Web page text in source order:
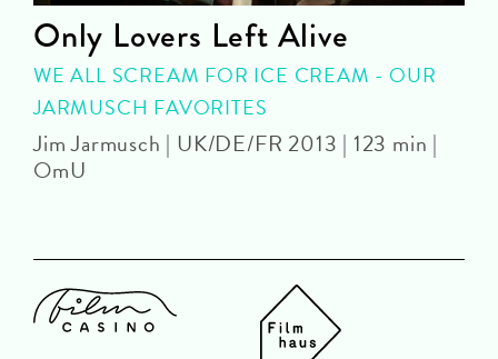
Only Lovers Left Alive
WE ALL SCREAM FOR ICE CREAM - OUR
JARMUSCH FAVORITES
Jim Jarmusch | UK/DE/FR 2013 | 123 min |
OmU